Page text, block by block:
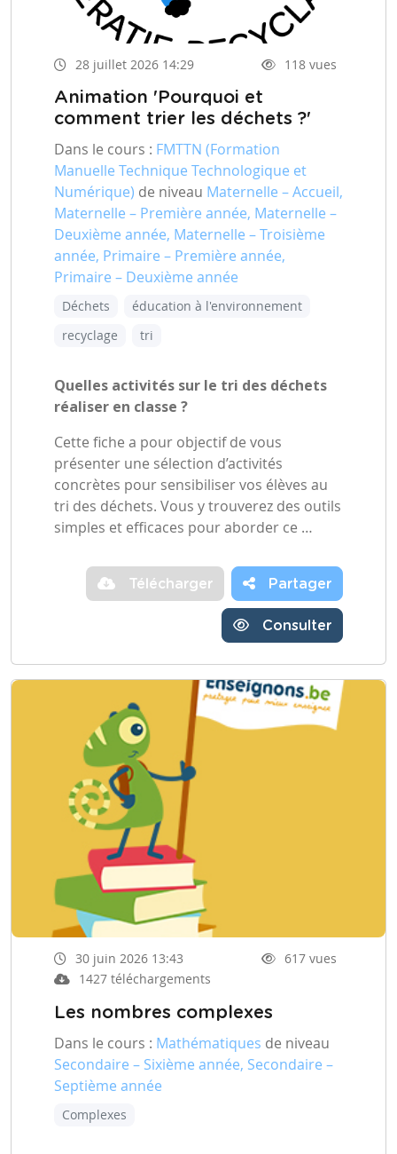
28 juillet 2026 14:29 118 vues
Animation 'Pourquoi et
comment trier les déchets ?'
Dans le cours : FMTTN (Formation
Manuelle Technique Technologique et
Numérique) de niveau Maternelle – Accueil,
Maternelle – Première année, Maternelle –
Deuxième année, Maternelle – Troisième
année, Primaire – Première année,
Primaire – Deuxième année
Déchets
éducation à l'environnement
recyclage
tri
Quelles activités sur le tri des déchets
réaliser en classe ?
Cette fiche a pour objectif de vous
présenter une sélection d’activités
concrètes pour sensibiliser vos élèves au
tri des déchets. Vous y trouverez des outils
simples et efficaces pour aborder ce …
Télécharger Partager
Consulter
30 juin 2026 13:43
617 vues
1427 téléchargements
Les nombres complexes
Dans le cours : Mathématiques de niveau
Secondaire – Sixième année, Secondaire –
Septième année
Complexes